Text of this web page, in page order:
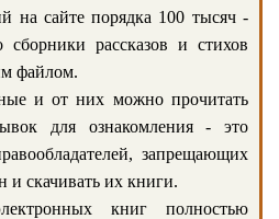
на сайте порядка 100 тысяч -
рассказов и стихов
файлом.
и от них можно прочитать
для ознакомления - это
запрещающих
и скачивать их книги.
книг полностью